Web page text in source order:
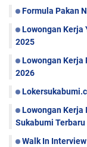
Formula Pakan
Lowongan Kerja
2025
Lowongan Kerja
2026
Lowongan
Sukabumi Terbaru
Walk In